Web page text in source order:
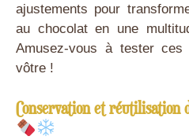
ajustements pour
au chocolat en une
Amusez-vous à tester
vôtre !
Conservation et réutilisation